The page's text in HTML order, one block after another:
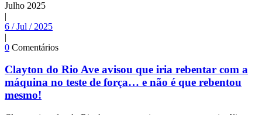
Julho 2025
|
6 / Jul / 2025
|
0 Comentários
Clayton do Rio Ave avisou que iria rebentar com a
máquina no teste de força… e não é que rebentou
mesmo!